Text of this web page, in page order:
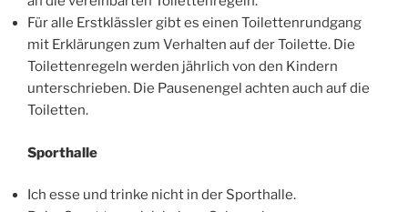
Für alle Erstklässler gibt es einen Toilettenrundgang
mit Erklärungen zum Verhalten auf der Toilette. Die
Toilettenregeln werden jährlich von den Kindern
unterschrieben. Die Pausenengel achten auch auf die
Toiletten.
Sporthalle
Ich esse und trinke nicht in der Sporthalle.